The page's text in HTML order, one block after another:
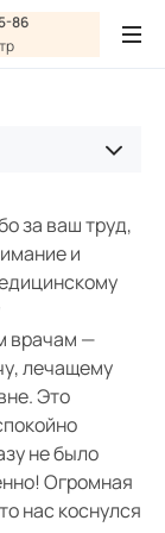
86
за ваш труд,
и
врачам —
лечащему
Это
не было
Огромная
нас коснулся